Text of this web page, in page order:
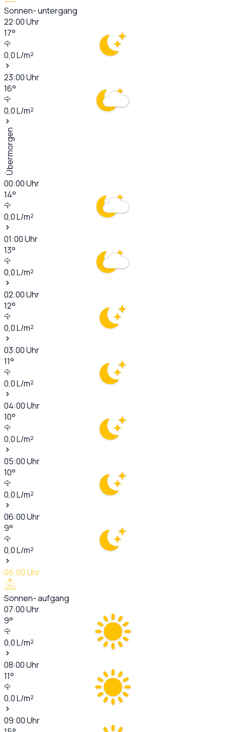
Sonnen- untergang
22:00Uhr
17°
0,0L/m²
23:00Uhr
16°
0,0L/m²
Übermorgen
00:00Uhr
14°
0,0L/m²
01:00Uhr
13°
0,0L/m²
02:00Uhr
12°
0,0L/m²
03:00Uhr
11°
0,0L/m²
04:00Uhr
10°
0,0L/m²
05:00Uhr
10°
0,0L/m²
06:00Uhr
9°
0,0L/m²
06:00Uhr
Sonnen- aufgang
07:00Uhr
9°
0,0L/m²
08:00Uhr
11°
0,0L/m²
09:00Uhr